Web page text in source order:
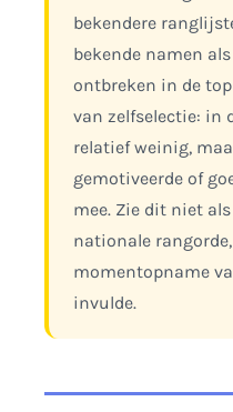
bekendere
bekende namen
ontbreken in de
van zelfselectie: in
relatief weinig,
gemotiveerde of
mee. Zie dit niet
nationale
momentopname
invulde.